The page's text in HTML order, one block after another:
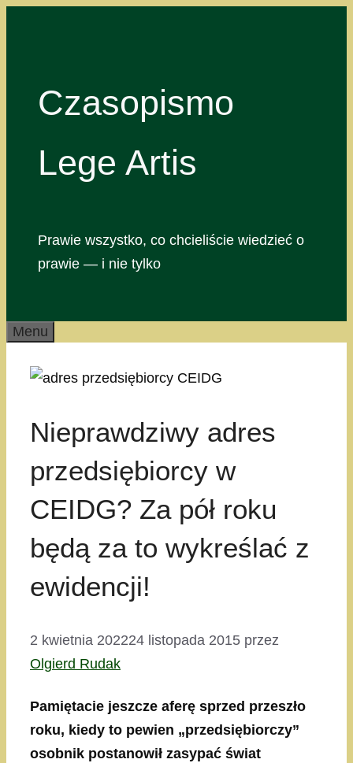
Czasopismo
Lege Artis
Prawie wszystko, co chcieliście wiedzieć o
prawie — i nie tylko
Menu
Nieprawdziwy adres
przedsiębiorcy w
CEIDG? Za pół roku
będą za to wykreślać z
ewidencji!
2 kwietnia 202224 listopada 2015 przez
Olgierd Rudak
Pamiętacie jeszcze aferę sprzed przeszło
roku, kiedy to pewien „przedsiębiorczy”
osobnik postanowił zasypać świat